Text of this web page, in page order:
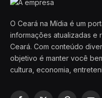
O Ceará na Mídia é um
informações atualizadas
Ceará. Com conteúdo
objetivo é manter você
cultura, economia,